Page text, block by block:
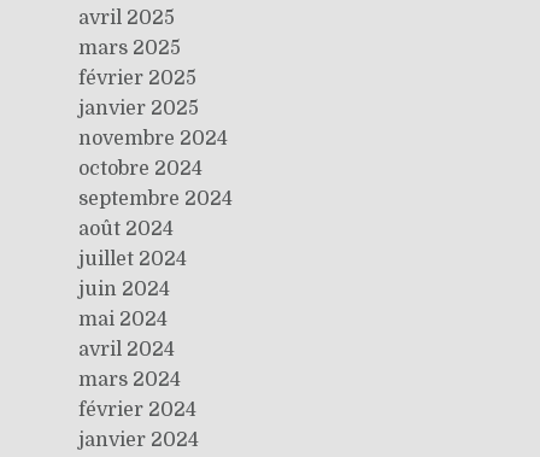
avril 2025
mars 2025
février 2025
janvier 2025
novembre 2024
octobre 2024
septembre 2024
août 2024
juillet 2024
juin 2024
mai 2024
avril 2024
mars 2024
février 2024
janvier 2024